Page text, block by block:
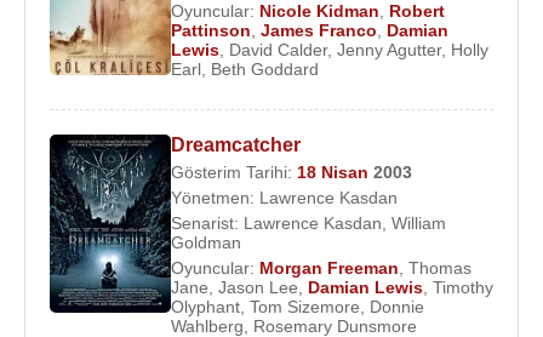
Oyuncu:
2022 - A Spy Among Friends (TV Dizisi)
2020 - Dream Horse (Howard Davies) (Sinema
Filmi)
2019 - Run This Town (Rob Ford) (Sinema Filmi)
2019 - Bir Zamanlar Hollywood'da (
McQueen) (Sinema Filmi)
2018 -Ocean s 8 (Debbie'nin eski sevgilisi)
(Sinema Filmi)
2016 - 2021 - Billions (Bobby Axelrod) (Sinema
Oyuncular: Nicole Kidman
Robert
Pattinson James Franco
Damian
Lewis David Calder, Jenny Agutter, Holly
Earl Beth Goddard
Dreamcatcher
Gösterim Tarihi: 18 Nisan 2003
Yönetmen: Lawrence Kasdan
Senarist: Lawrence Kasdan William
Goldman
Oyuncular: Morgan Freeman Thomas
Jane Jason Lee Damian Lewis Timothy
Olyphant Tom Sizemore
Donnie
Wahlberg
Rosemary Dunsmore